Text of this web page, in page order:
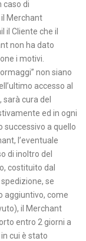
caso di
Merchant
il Cliente che il
non ha dato
i motivi.
non siano
accesso al
sarà cura del
ed in ogni
successivo a quello
l’eventuale
di inoltro del
costituito dal
se
aggiuntivo, come
il Merchant
entro 2 giorni a
cui è stato